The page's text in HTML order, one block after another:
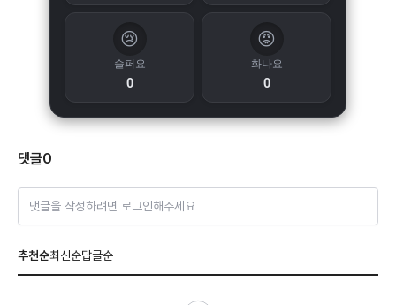
😢
슬퍼요
0
😡
화나요
0
댓글0
댓글을 작성하려면 로그인해주세요
추천순최신순답글순